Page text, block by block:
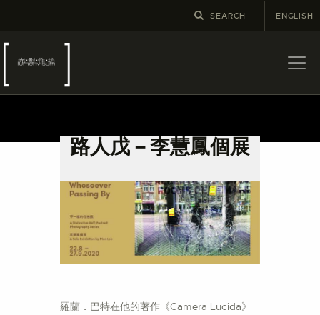
ENGLISH
路人戊－李慧鳳個展
最新消息
展覽
教育及外展
學校課程
出版
更多攝影資訊
羅蘭．巴特在他的著作《Camera Lucida》